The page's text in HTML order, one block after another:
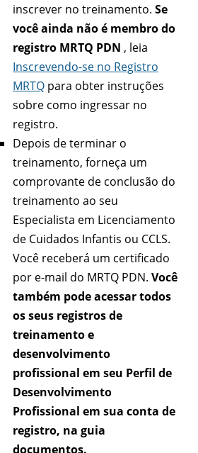
inscrever no treinamento. Se
você ainda não é membro do
registro MRTQ PDN , leia
Inscrevendo-se no Registro
MRTQ para obter instruções
sobre como ingressar no
registro.
Depois de terminar o
treinamento, forneça um
comprovante de conclusão do
treinamento ao seu
Especialista em Licenciamento
de Cuidados Infantis ou CCLS.
Você receberá um certificado
por e-mail do MRTQ PDN. Você
também pode acessar todos
os seus registros de
treinamento e
desenvolvimento
profissional em seu Perfil de
Desenvolvimento
Profissional em sua conta de
registro, na guia
documentos.